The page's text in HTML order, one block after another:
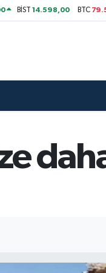
BİST14.598,00 BTC